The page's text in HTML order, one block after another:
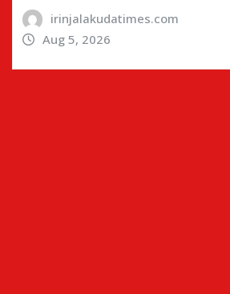
irinjalakudatimes.com
Aug 5, 2026